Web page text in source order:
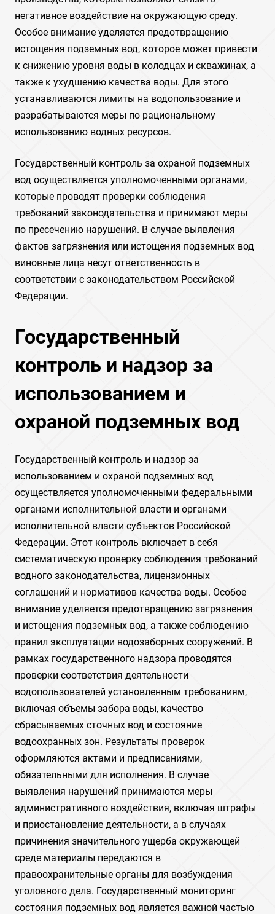
негативное воздействие на окружающую среду.
Особое внимание уделяется предотвращению
истощения подземных вод, которое может привести
к снижению уровня воды в колодцах и скважинах, а
также к ухудшению качества воды. Для этого
устанавливаются лимиты на водопользование и
разрабатываются меры по рациональному
использованию водных ресурсов.
Государственный контроль за охраной подземных
вод осуществляется уполномоченными органами,
которые проводят проверки соблюдения
требований законодательства и принимают меры
по пресечению нарушений. В случае выявления
фактов загрязнения или истощения подземных вод
виновные лица несут ответственность в
соответствии с законодательством Российской
Федерации.
Государственный
контроль и надзор за
использованием и
охраной подземных вод
Государственный контроль и надзор за
использованием и охраной подземных вод
осуществляется уполномоченными федеральными
органами исполнительной власти и органами
исполнительной власти субъектов Российской
Федерации. Этот контроль включает в себя
систематическую проверку соблюдения требований
водного законодательства, лицензионных
соглашений и нормативов качества воды. Особое
внимание уделяется предотвращению загрязнения
и истощения подземных вод, а также соблюдению
правил эксплуатации водозаборных сооружений. В
рамках государственного надзора проводятся
проверки соответствия деятельности
водопользователей установленным требованиям,
включая объемы забора воды, качество
сбрасываемых сточных вод и состояние
водоохранных зон. Результаты проверок
оформляются актами и предписаниями,
обязательными для исполнения. В случае
выявления нарушений принимаются меры
административного воздействия, включая штрафы
и приостановление деятельности, а в случаях
причинения значительного ущерба окружающей
среде материалы передаются в
правоохранительные органы для возбуждения
уголовного дела. Государственный мониторинг
состояния подземных вод является важной частью